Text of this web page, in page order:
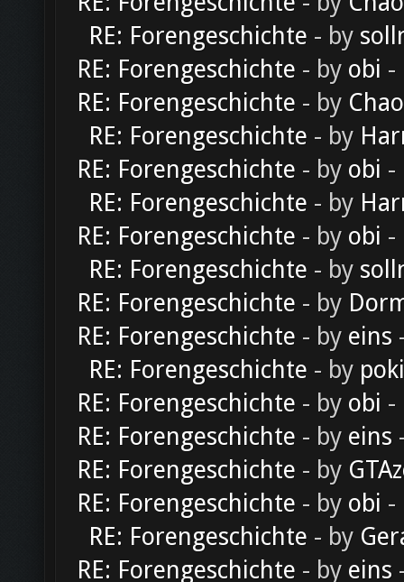
RE: Forengeschichte - by
RE: Forengeschichte - by obi -
RE: Forengeschichte - by
RE: Forengeschichte - by
RE: Forengeschichte - by obi -
RE: Forengeschichte - by
RE: Forengeschichte - by obi -
RE: Forengeschichte - by
RE: Forengeschichte - by
RE: Forengeschichte - by eins
RE: Forengeschichte - by
RE: Forengeschichte - by obi -
RE: Forengeschichte - by eins
RE: Forengeschichte - by
RE: Forengeschichte - by obi -
RE: Forengeschichte - by
RE: Forengeschichte - by eins